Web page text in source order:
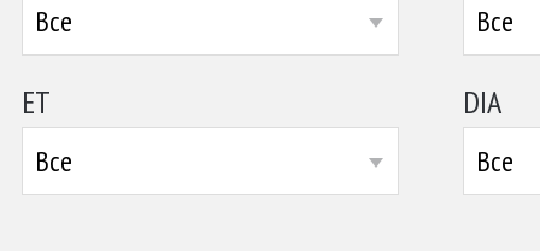
Все Все
ET
Все
DIA
Все